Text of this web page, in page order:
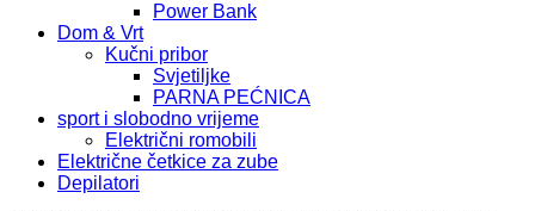
Power Bank
Dom & Vrt
Kučni pribor
Svjetiljke
PARNA PEĆNICA
sport i slobodno vrijeme
Električni romobili
Električne četkice za zube
Depilatori